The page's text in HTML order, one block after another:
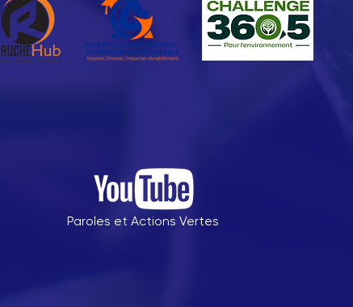
Paroles et Actions Vertes